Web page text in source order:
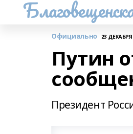
Официально 23 ДЕКАБРЯ
Путин
Президент